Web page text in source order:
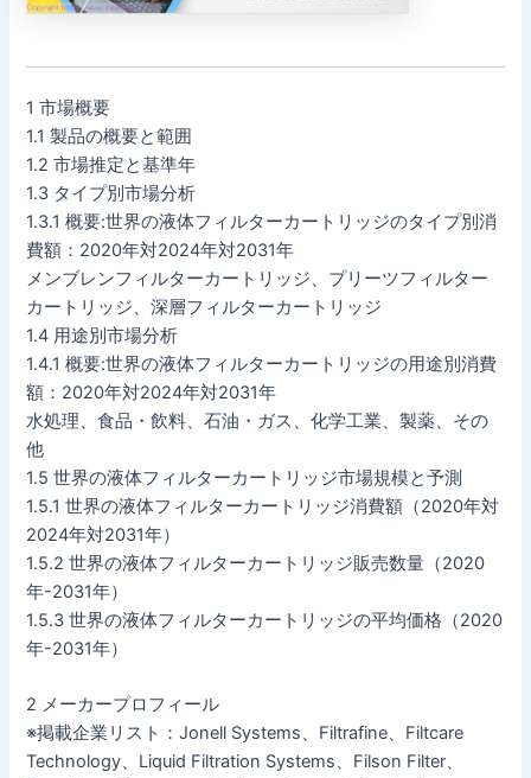
1 市場概要
1.1 製品の概要と範囲
1.2 市場推定と基準年
1.3 タイプ別市場分析
1.3.1 概要:世界の液体フィルターカートリッジのタイプ別消
費額：2020年対2024年対2031年
メンブレンフィルターカートリッジ、プリーツフィルター
カートリッジ、深層フィルターカートリッジ
1.4 用途別市場分析
1.4.1 概要:世界の液体フィルターカートリッジの用途別消費
額：2020年対2024年対2031年
水処理、食品・飲料、石油・ガス、化学工業、製薬、その
他
1.5 世界の液体フィルターカートリッジ市場規模と予測
1.5.1 世界の液体フィルターカートリッジ消費額（2020年対
2024年対2031年）
1.5.2 世界の液体フィルターカートリッジ販売数量（2020
年-2031年）
1.5.3 世界の液体フィルターカートリッジの平均価格（2020
年-2031年）
2 メーカープロフィール
※掲載企業リスト：Jonell Systems、Filtrafine、Filtcare
Technology、Liquid Filtration Systems、Filson Filter、